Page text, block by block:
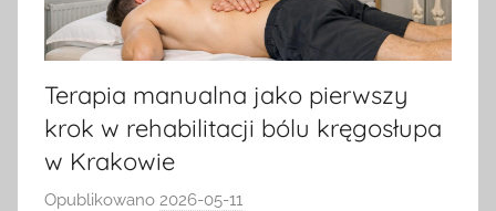
Terapia manualna jako pierwszy
krok w rehabilitacji bólu kręgosłupa
w Krakowie
Opublikowano 2026-05-11